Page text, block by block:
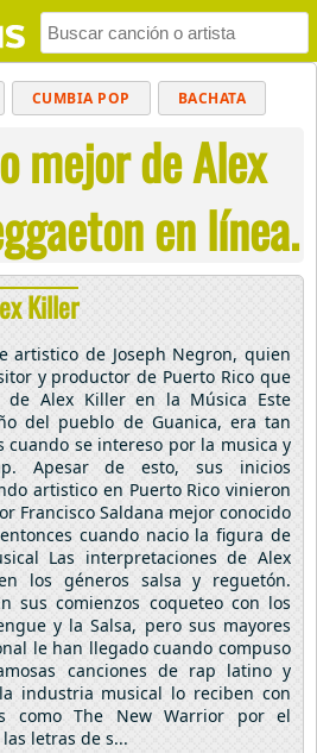
CUMBIA POP BACHATA
CRISTIANA REGGAETON
ELECTRÓNICA
CUMBIAS
mejor de Alex
en línea.
Killer
artistico de Joseph Negron, quien
y productor de Puerto Rico que
de Alex Killer en la Música Este
del pueblo de Guanica, era tan
cuando se intereso por la musica y
Apesar de esto, sus inicios
artistico en Puerto Rico vinieron
Francisco Saldana mejor conocido
cuando nacio la figura de
Las interpretaciones de Alex
los géneros salsa y reguetón.
sus comienzos coqueteo con los
y la Salsa, pero sus mayores
le han llegado cuando compuso
canciones de rap latino y
industria musical lo reciben con
como The New Warrior por el
letras de s...